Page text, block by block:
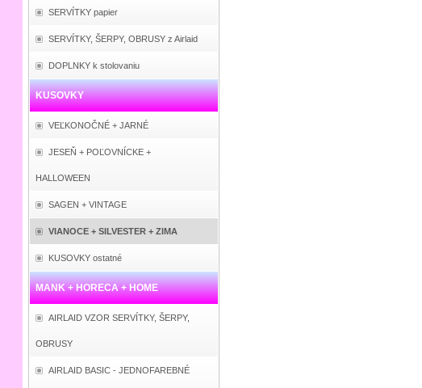
SERVÍTKY papier
SERVÍTKY, ŠERPY, OBRUSY z Airlaid
DOPLNKY k stolovaniu
KUSOVKY
VEĽKONOČNÉ + JARNÉ
JESEŇ + POĽOVNÍCKE +
HALLOWEEN
SAGEN + VINTAGE
VIANOCE + SILVESTER + ZIMA
KUSOVKY ostatné
MANK + HORECA + HOME
AIRLAID VZOR SERVÍTKY, ŠERPY,
OBRUSY
AIRLAID BASIC - JEDNOFAREBNÉ